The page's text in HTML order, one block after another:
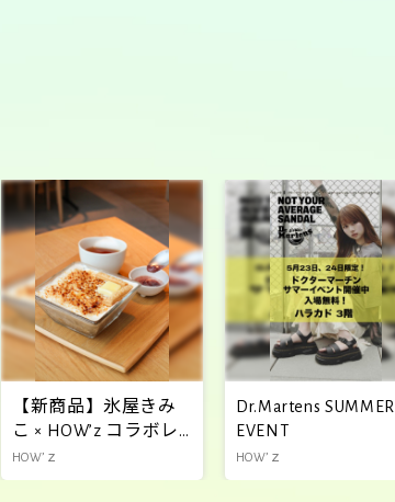
【新商品】氷屋きみ
こ × HOW’z コラボレ
ーションかき氷
HOW’ｚ
Dr.Martens SUMMER
EVENT
HOW’ｚ